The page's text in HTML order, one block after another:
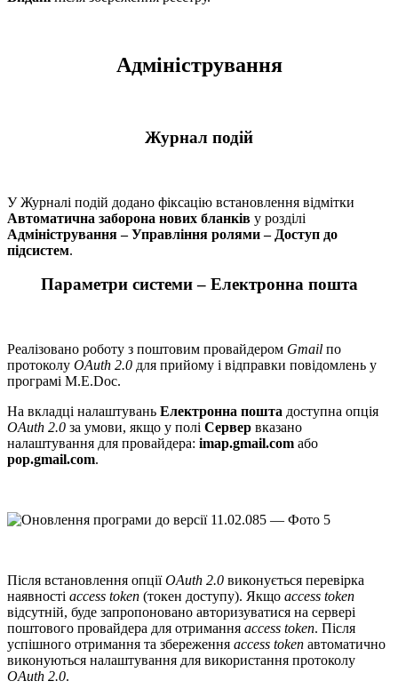
Адміністрування
Журнал подій
У Журналі подій додано фіксацію встановлення відмітки
Автоматична заборона нових бланків у розділі
Адміністрування – Управління ролями – Доступ до
підсистем.
Параметри системи – Електронна пошта
Реалізовано роботу з поштовим провайдером Gmail по
протоколу ОAuth 2.0 для прийому і відправки повідомлень у
програмі M.E.Doc.
На вкладці налаштувань Електронна пошта доступна опція
ОAuth 2.0 за умови, якщо у полі Сервер вказано
налаштування для провайдера: imap.gmail.com або
pop.gmail.com.
Після встановлення опціїОAuth 2.0 виконується перевірка
наявності access token (токен доступу). Якщо access token
відсутній, буде запропоновано авторизуватися на сервері
поштового провайдера для отримання access token. Після
успішного отримання та збереження access token автоматично
виконуються налаштування для використання протоколу
ОAuth 2.0.